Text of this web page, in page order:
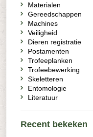
Materialen
Gereedschappen
Machines
Veiligheid
Dieren registratie
Postamenten
Trofeeplanken
Trofeebewerking
Skeletteren
Entomologie
Literatuur
Recent bekeken